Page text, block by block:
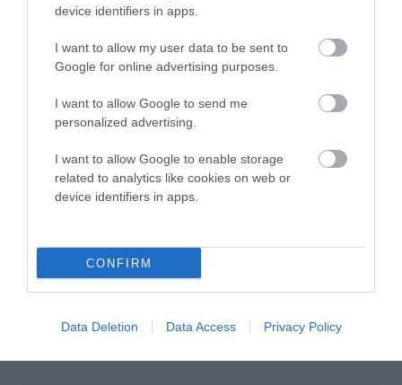
device identifiers in apps.
I want to allow my user data to be sent to
Google for online advertising purposes.
I want to allow Google to send me
personalized advertising.
I want to allow Google to enable storage
related to analytics like cookies on web or
device identifiers in apps.
CONFIRM
Data Deletion Data Access Privacy Policy
Αποθήκευσε το όνομά μου, email, και τον ιστότοπο μου σε
αυτόν τον πλοηγό για την επόμενη φορά που θα σχολιάσω.